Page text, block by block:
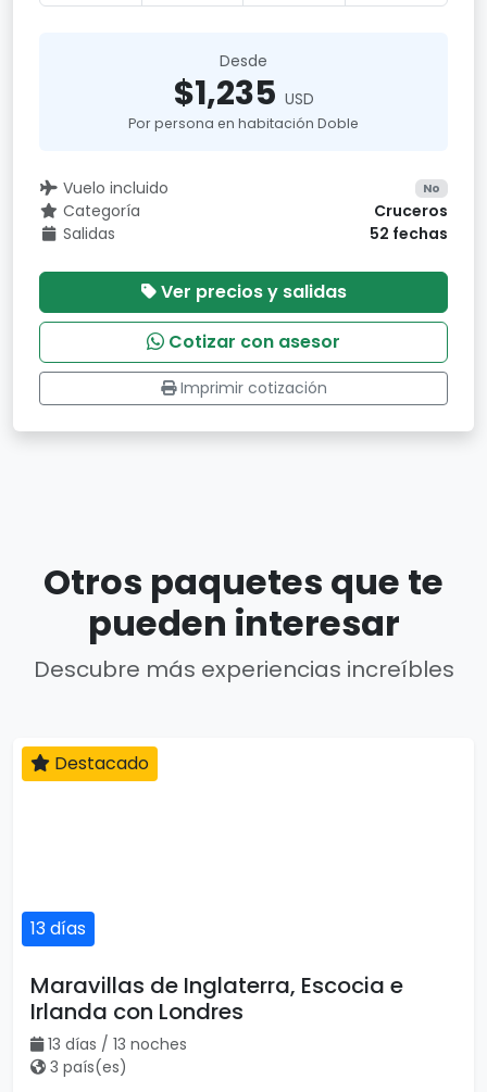
Desde
$1,235 USD
Por persona en habitación Doble
Vuelo incluido No
Categoría
Cruceros
Salidas
52 fechas
Ver precios y salidas
Cotizar con asesor
Imprimir cotización
Otros paquetes que te
pueden interesar
Descubre más experiencias increíbles
13 días
Destacado
Maravillas de Inglaterra, Escocia e
Irlanda con Londres
13 días / 13 noches
3 país(es)